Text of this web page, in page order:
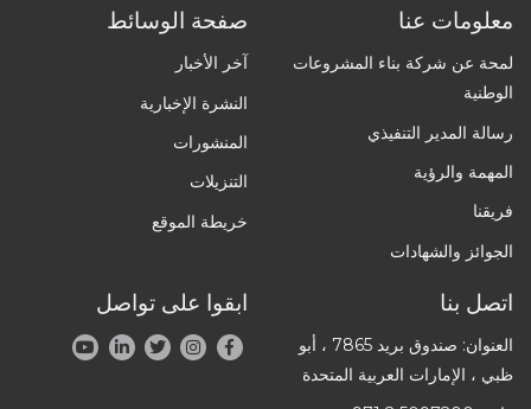
معلومات عنا
لمحة عن شركة بناء المشروعات
الوطنية
رسالة المدير التنفيذي
المهمة والرؤية
فريقنا
الجوائز والشهادات
صفحة الوسائط
آخر الأخبار
النشرة الإخبارية
المنشورات
التنزيلات
خريطة الموقع
اتصل بنا
العنوان: صندوق بريد 7865 ، أبو
ظبي ، الإمارات العربية المتحدة
ابقوا على تواصل